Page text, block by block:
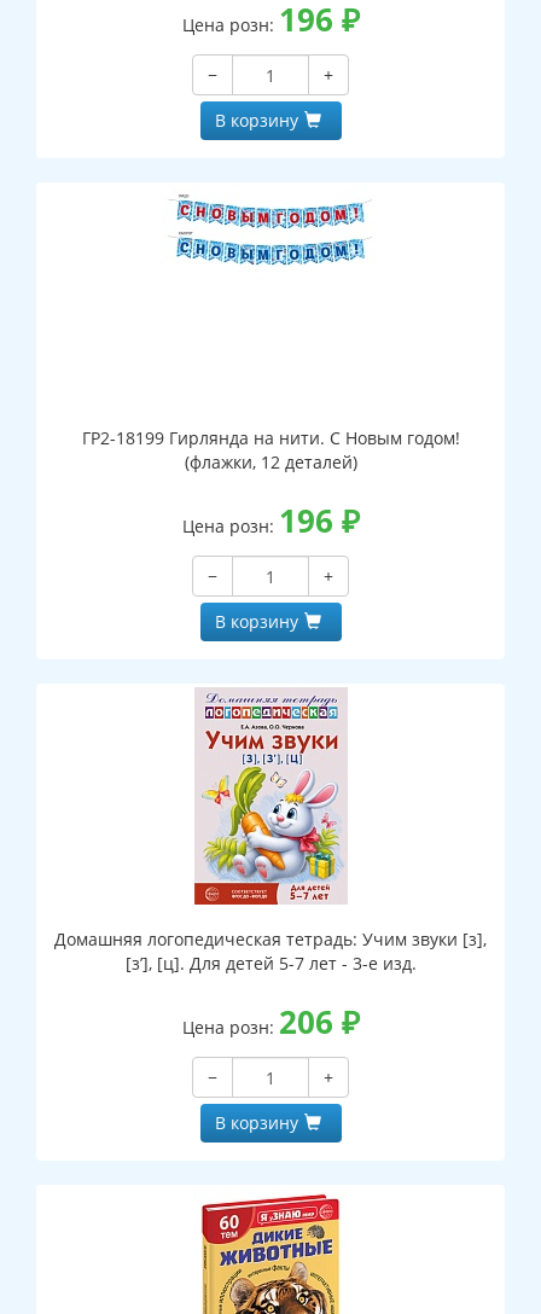
Цена розн: 196 ₽
−
+
В корзину
ГР2-18199 Гирлянда на нити. С Новым годом!
(флажки, 12 деталей)
Цена розн: 196 ₽
−
+
В корзину
Домашняя логопедическая тетрадь: Учим звуки [з],
[з’], [ц]. Для детей 5-7 лет - 3-е изд.
Цена розн: 206 ₽
−
+
В корзину